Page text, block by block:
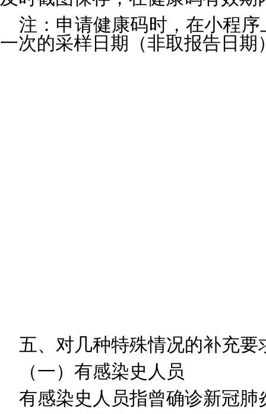
注：申请健康码时，在小程
一次的采样日期（非取报告日期
五、对几种特殊情况的补充要
（一）有感染史人员
有感染史人员指曾确诊新冠